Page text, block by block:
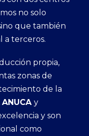
no solo
que también
a terceros.
propia,
zonas de
de la
ANUCAy
y son
como